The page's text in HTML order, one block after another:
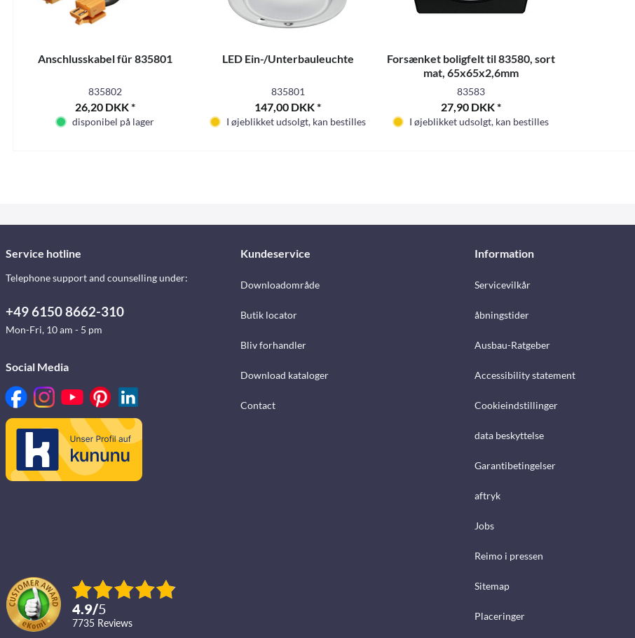
Anschlusskabel für 835801
835802
26,20 DKK *
disponibel på lager
LED Ein-/Unterbauleuchte
835801
147,00 DKK *
I øjeblikket udsolgt, kan bestilles
Forsænket boligfelt til 83580, sort
mat, 65x65x2,6mm
83583
27,90 DKK *
I øjeblikket udsolgt, kan bestilles
Service hotline
Telephone support and counselling under:
+49 6150 8662-310
Mon-Fri, 10 am - 5 pm
Social Media
4.9/5
7735 reviews
Kundeservice
Downloadområde
Butik locator
Bliv forhandler
Download kataloger
Contact
Information
Servicevilkår
åbningstider
Ausbau-Ratgeber
Accessibility statement
Cookieindstillinger
data beskyttelse
Garantibetingelser
aftryk
Jobs
Reimo i pressen
Sitemap
Placeringer